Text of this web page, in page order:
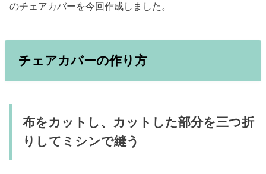
のチェアカバーを今回作成しました。
チェアカバーの作り方
布をカットし、カットした部分を三つ折
りしてミシンで縫う